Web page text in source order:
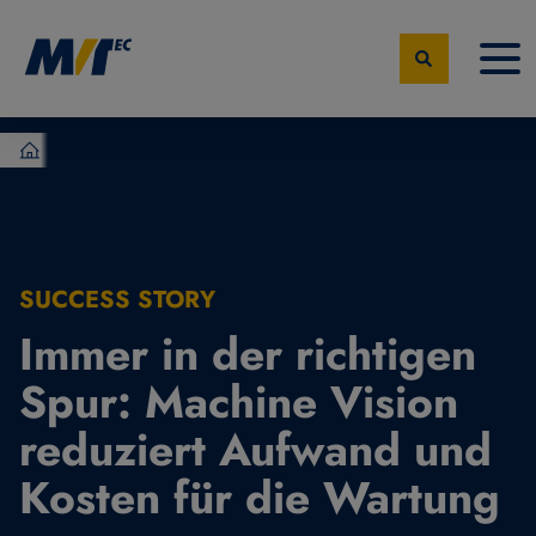
MVTec Software – Experten der industrielle
SUCCESS STORY
Immer in der richtigen
Spur: Machine Vision
reduziert Aufwand und
Kosten für die Wartung